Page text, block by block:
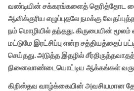
வண்டியின் சக்கரங்களைத் தெரித்தோட
ஆவிக்குரிய எழுப்புதலே நமக்கு
நம் மொழியில் தந்தது. கிருபையின் மூலம்
மட்டுமே இரட்சிப்பு என்ற சத்தியத்தைப்
செய்தது. அடுத்த இதழில்
நினைவாண்டையொட்டிய ஆக்கங்கள்
கிறிஸ்தவ வாழ்க்கையின் அவசியமான